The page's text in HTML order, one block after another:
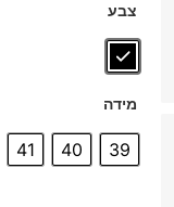
צבע
מידה
39
40
41